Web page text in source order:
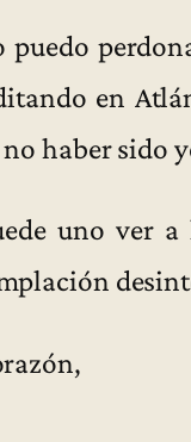
puedo
en
haber sido
uno ver